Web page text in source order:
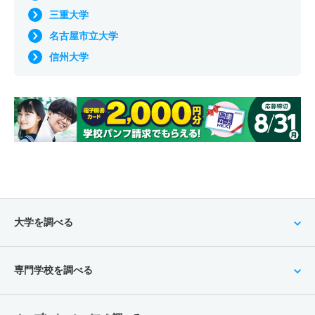
三重大学
名古屋市立大学
信州大学
大学を調べる
専門学校を調べる